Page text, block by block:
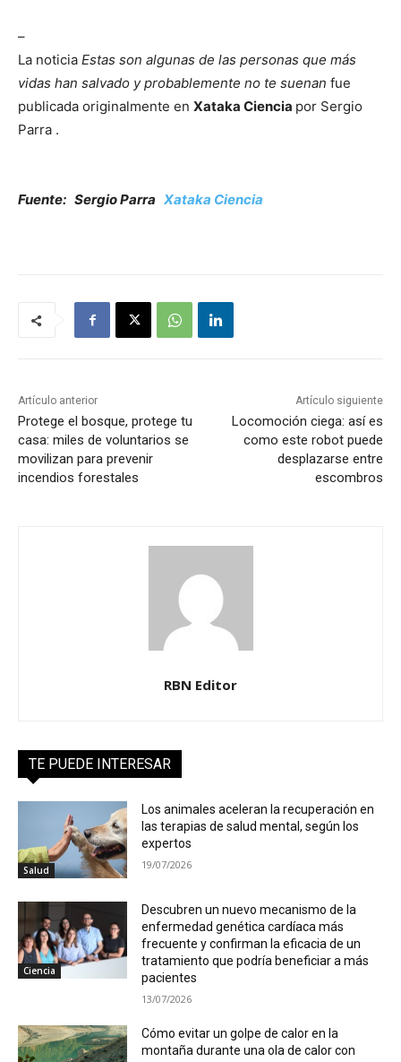
–
La noticia Estas son algunas de las personas que más
vidas han salvado y probablemente no te suenan fue
publicada originalmente en Xataka Ciencia por Sergio
Parra .
Fuente: Sergio Parra Xataka Ciencia
Artículo anterior
Protege el bosque, protege tu
casa: miles de voluntarios se
movilizan para prevenir
incendios forestales
Artículo siguiente
Locomoción ciega: así es
como este robot puede
desplazarse entre
escombros
RBN Editor
TE PUEDE INTERESAR
Salud
Los animales aceleran la recuperación en
las terapias de salud mental, según los
expertos
19/07/2026
Ciencia
Descubren un nuevo mecanismo de la
enfermedad genética cardíaca más
frecuente y confirman la eficacia de un
tratamiento que podría beneficiar a más
pacientes
13/07/2026
Cómo evitar un golpe de calor en la
montaña durante una ola de calor con